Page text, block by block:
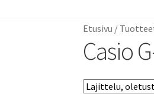
Etusivu /
Casio